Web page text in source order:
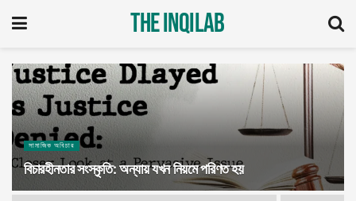
The Inqilab
সামাজিক অবিচার
বিচারহীনতার সংস্কৃতি: অন্যায় যখন নিয়মে পরিণত হয়